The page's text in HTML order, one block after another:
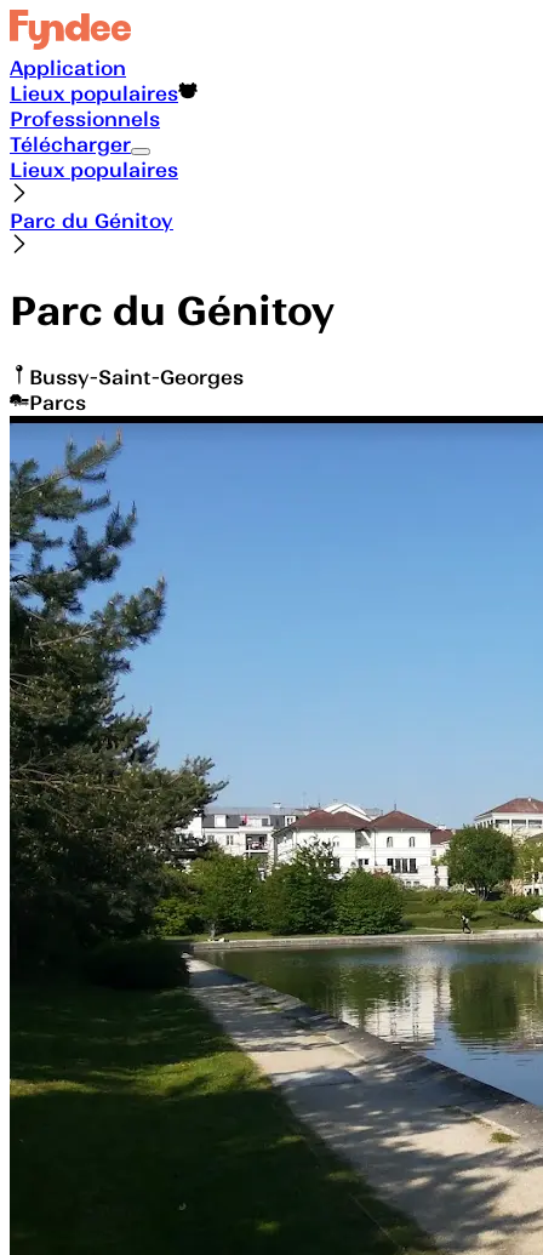
Application
Lieux populaires
Professionnels
Télécharger
Lieux populaires
Parc du Génitoy
Parc du Génitoy
Bussy-Saint-Georges
Parcs